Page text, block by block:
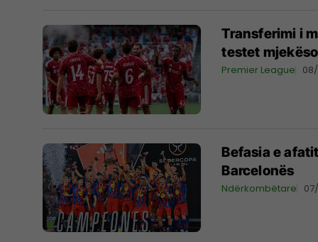
Transferimi i
testet
Premier League
Befasia e
Barcelonës
Ndërkombëtare